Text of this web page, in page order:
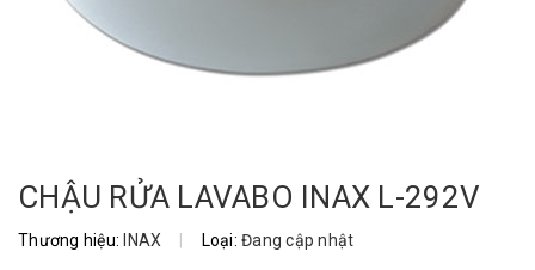
CHẬU RỬA LAVABO INAX L-292V
Thương hiệu:INAX | Loại: Đang cập nhật